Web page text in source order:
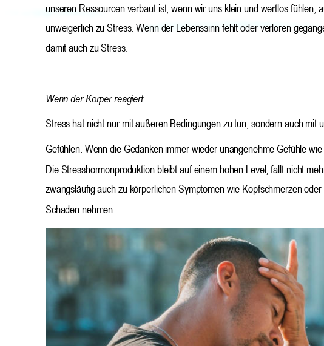
unseren Ressourcen verbaut ist, wenn wir uns klein und wertlos
unweigerlich zu Stress. Wenn der Lebenssinn fehlt oder verloren
damit auch zu Stress.
Wenn der Körper reagiert
Stress hat nicht nur mit äußeren Bedingungen zu tun, sondern auch
Gefühlen. Wenn die Gedanken immer wieder unangenehme Gefühle
Die Stresshormonproduktion bleibt auf einem hohen Level, fällt nicht
zwangsläufig auch zu körperlichen Symptomen wie Kopfschmerzen
Schaden nehmen.